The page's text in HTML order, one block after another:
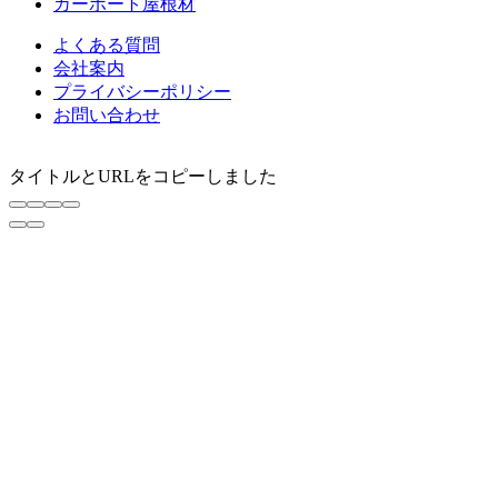
カーポート屋根材
よくある質問
会社案内
プライバシーポリシー
お問い合わせ
タイトルとURLをコピーしました